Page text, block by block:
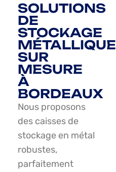
SOLUTIONS
DE
STOCKAGE
MÉTALLIQUE
SUR
MESURE
À
BORDEAUX
Nous proposons
des caisses de
stockage en métal
robustes,
parfaitement